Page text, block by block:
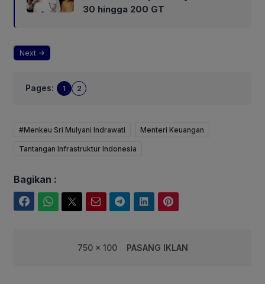
30 hingga 200 GT
Next
Pages: 1 2
#Menkeu Sri Mulyani Indrawati Menteri Keuangan
Tantangan Infrastruktur Indonesia
Bagikan :
750 x 100 PASANG IKLAN